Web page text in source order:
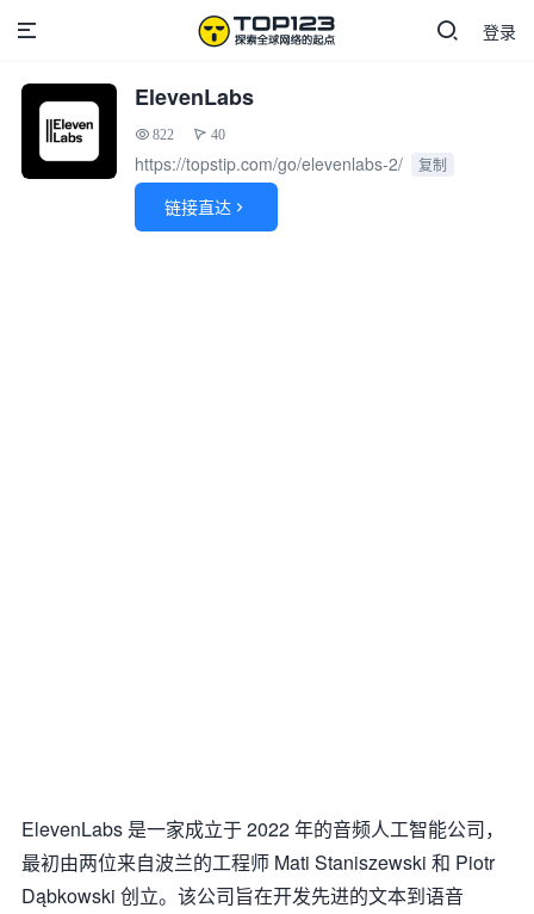
登录
ElevenLabs
822 40
https://topstip.com/go/elevenlabs-2/ 复制
链接直达 
ElevenLabs 是一家成立于 2022 年的音频人工智能公司，
最初由两位来自波兰的工程师 Mati Staniszewski 和 Piotr
Dąbkowski 创立。该公司旨在开发先进的文本到语音